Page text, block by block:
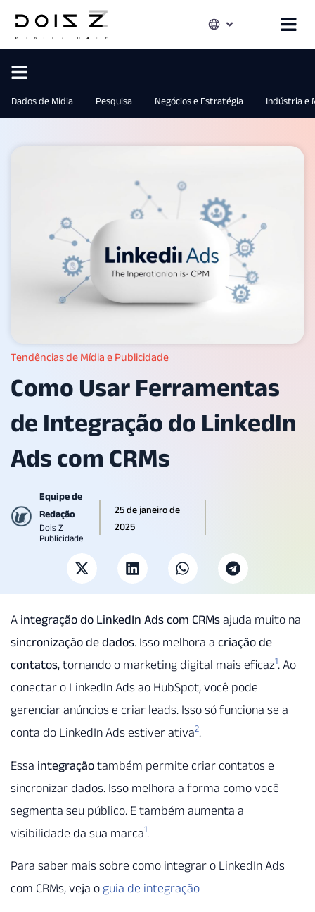
Dados de Mídia Pesquisa Negócios e Estratégia Indústria e
Tendências de Mídia e Publicidade
Como Usar Ferramentas
de Integração do LinkedIn
Ads com CRMs
Equipe de
Redação
Dois Z
Publicidade
25 de janeiro de
2025
A integração do LinkedIn Ads com CRMs ajuda muito na
sincronização de dados. Isso melhora a criação de
contatos, tornando o marketing digital mais eficaz1. Ao
conectar o LinkedIn Ads ao HubSpot, você pode
gerenciar anúncios e criar leads. Isso só funciona se a
conta do LinkedIn Ads estiver ativa2.
Essa integração também permite criar contatos e
sincronizar dados. Isso melhora a forma como você
segmenta seu público. E também aumenta a
visibilidade da sua marca1.
Para saber mais sobre como integrar o LinkedIn Ads
com CRMs, veja o guia de integração